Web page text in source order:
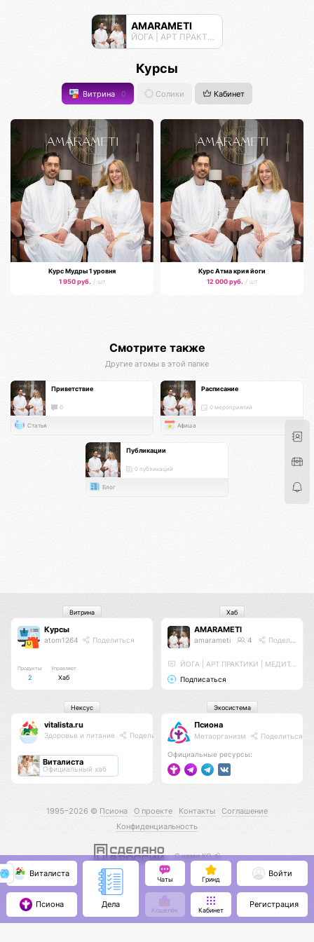
AMARAMETI
ЙОГА | АРТ ПРАКТИКИ | МЕДИТАЦИИ
Курсы
Витрина 0 Солики Кабинет
Курс Мудры 1 уровня
1 950 руб. / шт
Курс Атма крия йоги
12 000 руб. / шт
Смотрите также
Другие атомы в этой папке
Приветствие
0
Статья
Расписание
0 мероприятий
Афиша
Публикации
0 публикаций
Блог
Курсы
atom1264 Поделиться
Продукты
2
Управляет
Хаб
Витрина
AMARAMETI
amarameti 4 Поделиться
ЙОГА | АРТ ПРАКТИКИ | МЕДИТАЦИИ
Подписаться
Хаб
vitalista.ru
Здоровье и питание Поделиться
Виталиста
Официальный хаб
Нексус
Псиона
Метаорганизм Поделиться
Официальные ресурсы:
Экосистема
1995–2026 © Псиона О проекте Контакты
Соглашение
Конфиденциальность
С нами КО 🕉️
Виталиста
Псиона Дела
Чаты Гринд
Кошелёк Кабинет
Войти
Регистрация